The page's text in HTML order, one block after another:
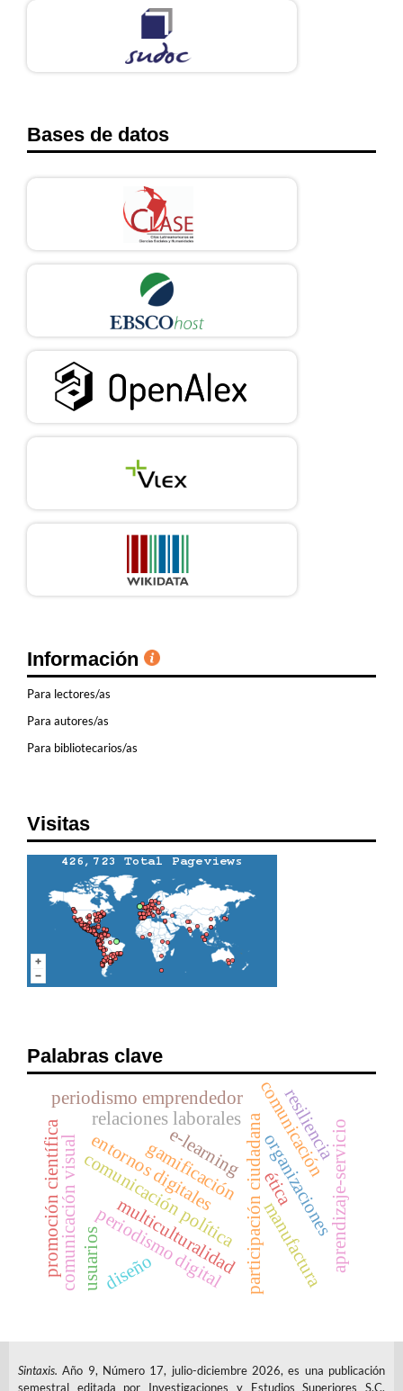
Bases de datos
Información
Para lectores/as
Para autores/as
Para bibliotecarios/as
Visitas
Palabras clave
participación ciudadana
entornos digitales
comunicación política
comunicación
multiculturalidad
relaciones laborales
organizaciones
manufactura
periodismo emprendedor
periodismo digital aprendizaje-servicio
diseño
comunicación visual
promoción científica ética
gamificación
e-learning
usuarios
resiliencia
Sintaxis.Año 9, Número 17, julio-diciembre 2026, es una publicación
semestral editada por Investigaciones y Estudios Superiores S.C.